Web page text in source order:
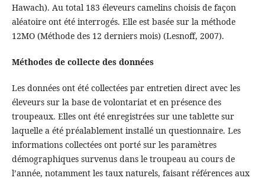
Hawach). Au total 183 éleveurs camelins choisis de façon
aléatoire ont été interrogés. Elle est basée sur la méthode
12MO (Méthode des 12 derniers mois) (Lesnoff, 2007).
Méthodes de collecte des données
Les données ont été collectées par entretien direct avec les
éleveurs sur la base de volontariat et en présence des
troupeaux. Elles ont été enregistrées sur une tablette sur
laquelle a été préalablement installé un questionnaire. Les
informations collectées ont porté sur les paramètres
démographiques survenus dans le troupeau au cours de
l’année, notamment les taux naturels, faisant références aux